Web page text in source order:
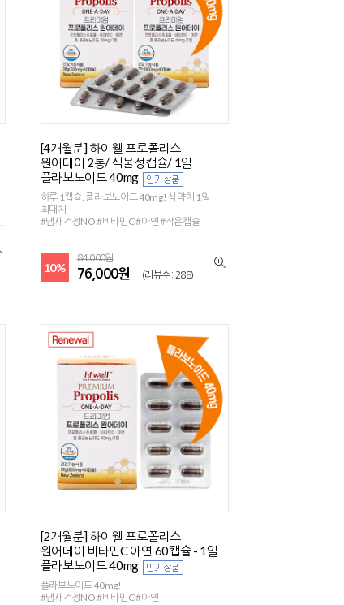
[4개월분] 하이웰 프로폴리스
원어데이 2통/ 식물성캡슐/ 1일
플라보노이드 40mg
하루 1캡슐, 플라보노이드 40mg! 식약처 1일
최대치
#냄새걱정NO #비타민C #아연 #작은캡슐
10%
84,000원
76,000원 (리뷰수 : 288)
[2개월분] 하이웰 프로폴리스
원어데이 비타민C 아연 60캡슐 - 1일
플라보노이드 40mg
플라보노이드 40mg!
#냄새걱정NO #비타민C #아연